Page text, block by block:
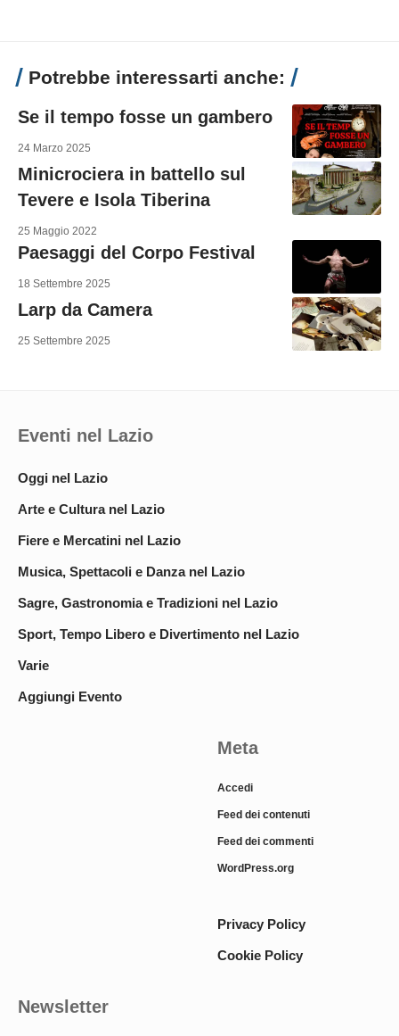
Potrebbe interessarti anche:
Se il tempo fosse un gambero
24 Marzo 2025
Minicrociera in battello sul
Tevere e Isola Tiberina
25 Maggio 2022
Paesaggi del Corpo Festival
18 Settembre 2025
Larp da Camera
25 Settembre 2025
Eventi nel Lazio
Oggi nel Lazio
Arte e Cultura nel Lazio
Fiere e Mercatini nel Lazio
Musica, Spettacoli e Danza nel Lazio
Sagre, Gastronomia e Tradizioni nel Lazio
Sport, Tempo Libero e Divertimento nel Lazio
Varie
Aggiungi Evento
Meta
Accedi
Feed dei contenuti
Feed dei commenti
WordPress.org
Privacy Policy
Cookie Policy
Newsletter